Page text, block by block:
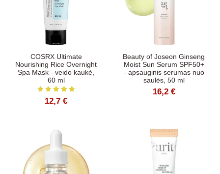
COSRX Ultimate
Nourishing Rice Overnight
Spa Mask - veido kaukė,
60 ml
12,7 €
Beauty of Joseon Ginseng
Moist Sun Serum SPF50+
- apsauginis serumas nuo
saulės, 50 ml
16,2 €